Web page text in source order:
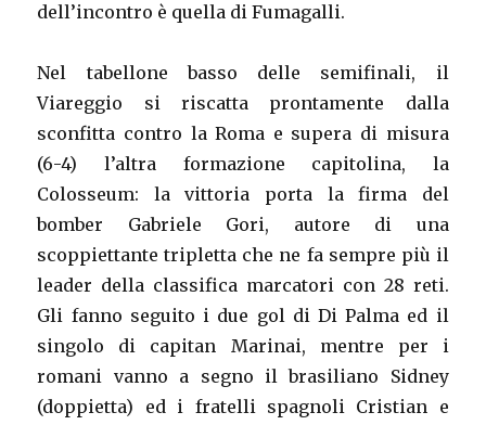
dell’incontro è quella di Fumagalli.
Nel tabellone basso delle semifinali, il
Viareggio si riscatta prontamente dalla
sconfitta contro la Roma e supera di misura
(6-4) l’altra formazione capitolina, la
Colosseum: la vittoria porta la firma del
bomber Gabriele Gori, autore di una
scoppiettante tripletta che ne fa sempre più il
leader della classifica marcatori con 28 reti.
Gli fanno seguito i due gol di Di Palma ed il
singolo di capitan Marinai, mentre per i
romani vanno a segno il brasiliano Sidney
(doppietta) ed i fratelli spagnoli Cristian e